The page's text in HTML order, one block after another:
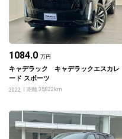
1084.0 万円
キャデラック キャデラックエスカレ
ード スポーツ
2022 距離 35,822km